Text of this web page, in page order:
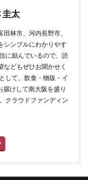
圭太
林市、河内長野市、
シンプルにわかりやす
に励んでいるので、読
などもぜひお聞かせく
して、飲食・物販・イ
届けして南大阪を盛り
クラウドファンディン